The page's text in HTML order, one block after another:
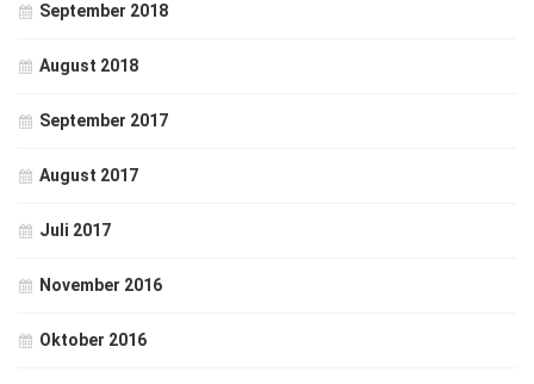
September 2018
August 2018
September 2017
August 2017
Juli 2017
November 2016
Oktober 2016